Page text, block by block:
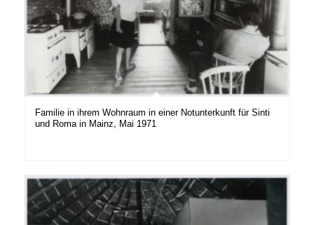
Familie in ihrem Wohnraum in einer Notunterkunft für Sinti
und Roma in Mainz, Mai 1971